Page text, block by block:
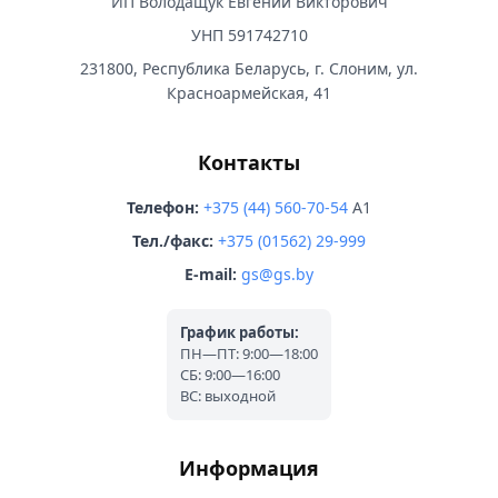
УНП 591742710
231800, Республика Беларусь, г. Слоним, ул.
Красноармейская, 41
Контакты
Телефон: +375 (44) 560-70-54 A1
Тел./факс: +375 (01562) 29-999
E-mail: gs@gs.by
График работы:
ПН—ПТ: 9:00—18:00
СБ: 9:00—16:00
ВС: выходной
Информация